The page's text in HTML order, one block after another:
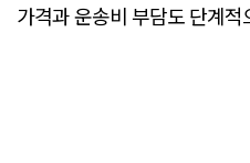
가격과 운송비 부담도 단계